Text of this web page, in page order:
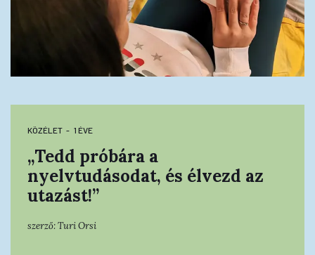
KÖZÉLET 1 ÉVE
„Tedd próbára a
nyelvtudásodat, és élvezd az
utazást!”
szerző:Turi Orsi